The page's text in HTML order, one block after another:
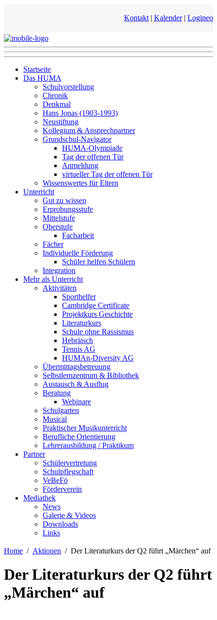
Kontakt | Kalender| Logineo
Startseite
Das HUMA
Schulvorstellung
Chronik
Denkmal
Hans Jonas (1903-1993)
Neustiftung
Kollegium & Ansprechpartner
Grundschul-Navigator
HUMA-Olympiade
Tag der offenen Tür
Anmeldung
virtueller Tag der offenen Tür
Wissenswertes für Eltern
Unterricht
Gut zu wissen
Erprobungsstufe
Mittelstufe
Oberstufe
Facharbeit
Fächer
Individuelle Förderung
Schüler helfen Schülern
Integration
Mehr als Unterricht
Aktivitäten
Sporthelfer
Cambridge Certificate
Projektkurs Geschichte
Literaturkurs
Schule ohne Rassismus
Hebräisch
Tennis AG
HUMAn-Diversity AG
Übermittagsbetreuung
Selbstlernzentrum & Bibliothek
Austausch & Ausflug
Beratung
Webinare
Schulgarten
Musical
Praktischer Musikunterricht
Berufliche Orientierung
Lehrerausbildung / Praktikum
Partner
Schülervertretung
Schulpflegschaft
VeBeFö
Förderverein
Mediathek
News
Galerie & Videos
Downloads
Links
Home Aktionen Der Literaturkurs der Q2 führt „Märchen“ auf
Der Literaturkurs der Q2 führt
„Märchen“ auf